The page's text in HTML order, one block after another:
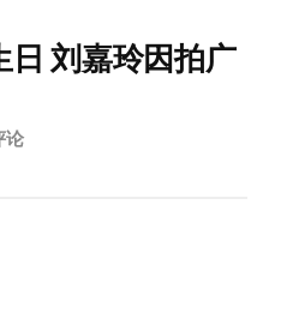
刘嘉玲因拍广
论